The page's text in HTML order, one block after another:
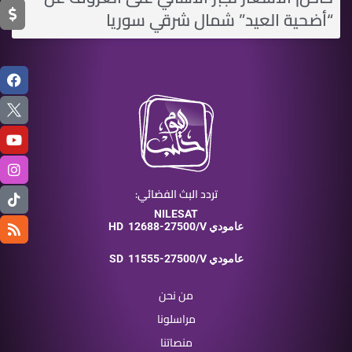
“أضحية العيد” شمال شرقي سوريا
تردد البث الفضائي:
NILESAT
HD
12688-27500/V عامودي
SD 11555-27500/V عامودي
من نحن
مراسلونا
منصاتنا